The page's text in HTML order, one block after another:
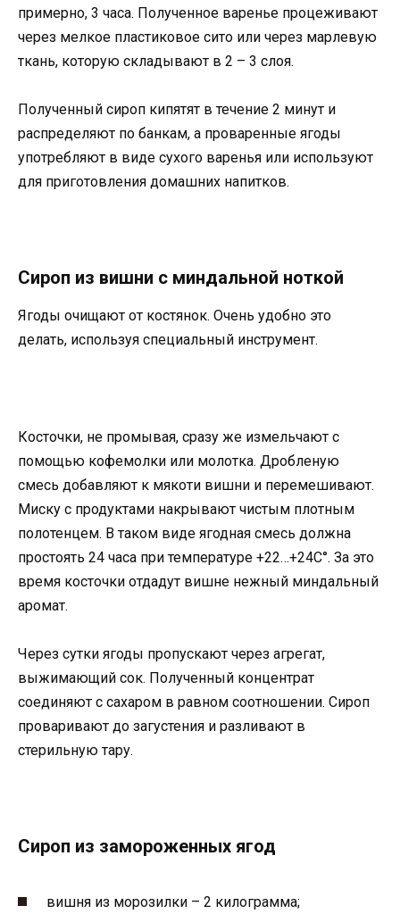
примерно, 3 часа. Полученное варенье процеживают
через мелкое пластиковое сито или через марлевую
ткань, которую складывают в 2 – 3 слоя.
Полученный сироп кипятят в течение 2 минут и
распределяют по банкам, а проваренные ягоды
употребляют в виде сухого варенья или используют
для приготовления домашних напитков.
Сироп из вишни с миндальной ноткой
Ягоды очищают от костянок. Очень удобно это
делать, используя специальный инструмент.
Косточки, не промывая, сразу же измельчают с
помощью кофемолки или молотка. Дробленую
смесь добавляют к мякоти вишни и перемешивают.
Миску с продуктами накрывают чистым плотным
полотенцем. В таком виде ягодная смесь должна
простоять 24 часа при температуре +22…+24С°. За это
время косточки отдадут вишне нежный миндальный
аромат.
Через сутки ягоды пропускают через агрегат,
выжимающий сок. Полученный концентрат
соединяют с сахаром в равном соотношении. Сироп
проваривают до загустения и разливают в
стерильную тару.
Сироп из замороженных ягод
вишня из морозилки – 2 килограмма;